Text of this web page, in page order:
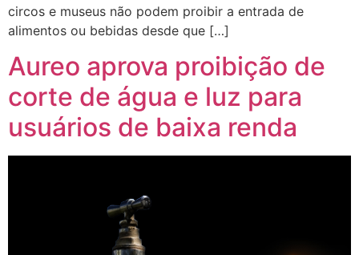
circos e museus não podem proibir a entrada de
alimentos ou bebidas desde que […]
Aureo aprova proibição de
corte de água e luz para
usuários de baixa renda